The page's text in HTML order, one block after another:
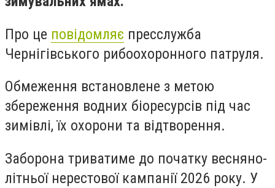
Про це повідомляє пресслужба
Чернігівського рибоохоронного патруля.
Обмеження встановлене з метою
збереження водних біоресурсів під час
зимівлі, їх охорони та відтворення.
Заборона триватиме до початку весняно-
літньої нерестової кампанії 2026 року. У